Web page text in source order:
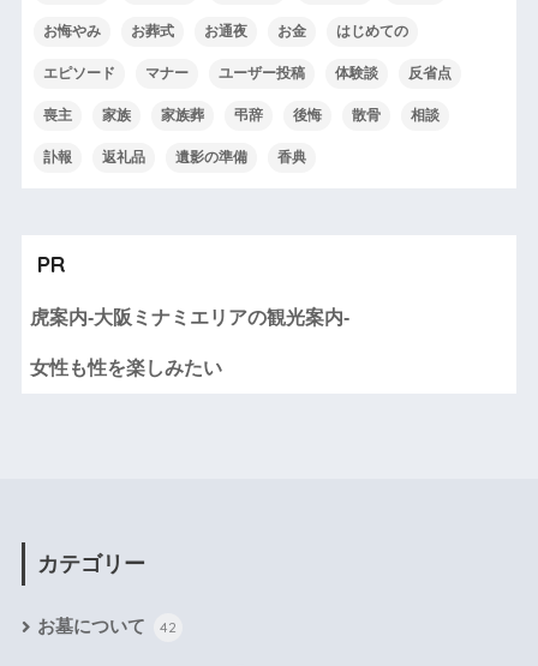
お悔やみ お葬式 お通夜 お金 はじめての
エピソード マナー ユーザー投稿 体験談 反省点
喪主 家族 家族葬 弔辞 後悔 散骨 相談
訃報 返礼品 遺影の準備 香典
PR
虎案内-大阪ミナミエリアの観光案内-
女性も性を楽しみたい
カテゴリー
お墓について 42